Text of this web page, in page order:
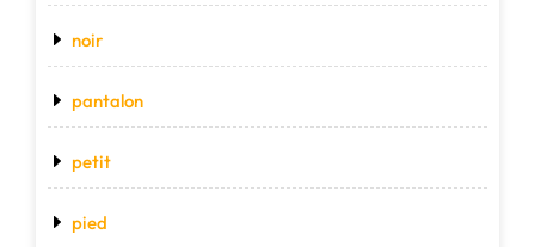
noir
pantalon
petit
pied